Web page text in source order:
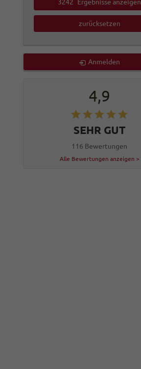
3242 Ergebnisse anzeigen
zurücksetzen
Anmelden
4,9
SEHR GUT
116 Bewertungen
Alle Bewertungen anzeigen >